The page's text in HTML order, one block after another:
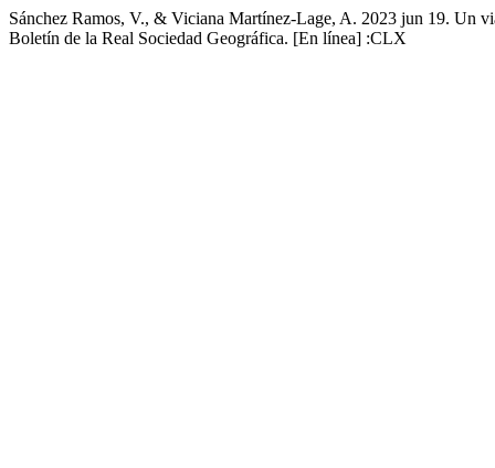
Sánchez Ramos, V., & Viciana Martínez-Lage, A. 2023 jun 19. Un
Boletín de la Real Sociedad Geográfica. [En línea] :CLX